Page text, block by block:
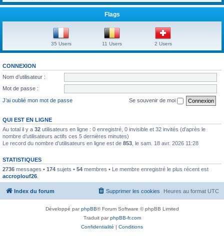
Flags
35 Users 11 Users 2 Users
CONNEXION
Nom d’utilisateur :
Mot de passe :
J’ai oublié mon mot de passe
Se souvenir de moi
QUI EST EN LIGNE
Au total il y a 32 utilisateurs en ligne : 0 enregistré, 0 invisible et 32 invités (d’après le
nombre d’utilisateurs actifs ces 5 dernières minutes)
Le record du nombre d’utilisateurs en ligne est de 853 , le sam. 18 avr. 2026 11:28
STATISTIQUES
2736 messages • 174 sujets • 54 membres • Le membre enregistré le plus récent est
accroplouf26
Index du forum Heures au format UTC
Supprimer les cookies
Développé parphpBB® Forum Software © phpBB Limited
Traduit parphpBB-fr.com
Confidentialité | Conditions